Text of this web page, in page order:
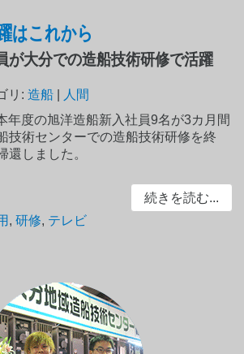
はこれから
が大分での造船技術研修で活躍
リ:造船
人間
年度の旭洋造船新入社員9名が3カ月間
技術センターでの造船技術研修を終
還しました。
続きを読む...
,研修, テレビ